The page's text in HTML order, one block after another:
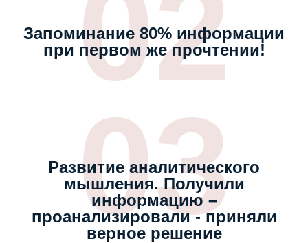
Запоминание 80% информации
при первом же прочтении!
02
Развитие аналитического
мышления. Получили
информацию –
проанализировали - приняли
верное решение
03